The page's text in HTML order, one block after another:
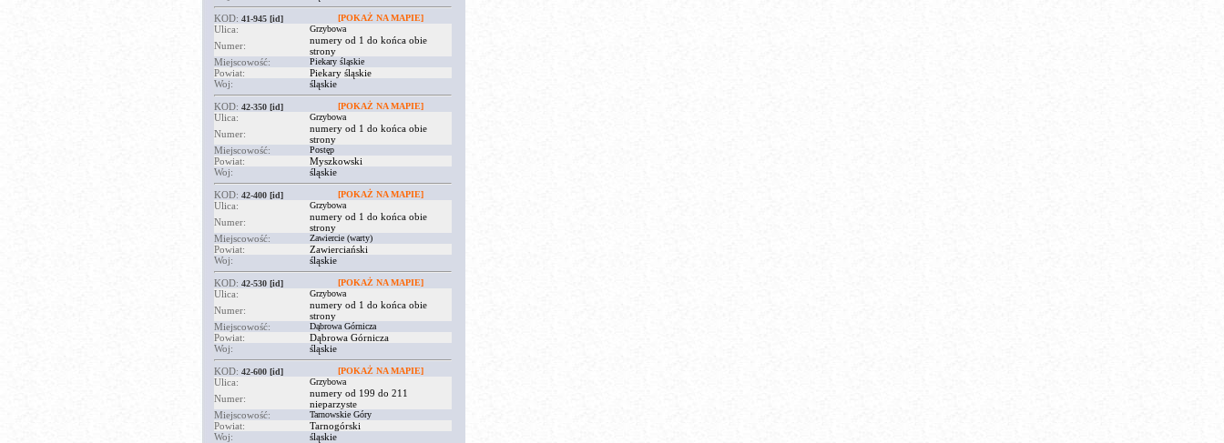
KOD: 41-945 [id] [POKAŻ NA MAPIE]
Ulica: Grzybowa
Numer:
numery od 1 do końca obie
strony
Miejscowość:
Piekary śląskie
Powiat:
Piekary śląskie
Woj:
śląskie
KOD: 42-350 [id] [POKAŻ NA MAPIE]
Ulica: Grzybowa
Numer:
numery od 1 do końca obie
strony
Miejscowość:
Postęp
Powiat:
Myszkowski
Woj:
śląskie
KOD: 42-400 [id] [POKAŻ NA MAPIE]
Ulica: Grzybowa
Numer:
numery od 1 do końca obie
strony
Miejscowość:
Zawiercie (warty)
Powiat:
Zawierciański
Woj:
śląskie
KOD: 42-530 [id] [POKAŻ NA MAPIE]
Ulica: Grzybowa
Numer:
numery od 1 do końca obie
strony
Miejscowość:
Dąbrowa Górnicza
Powiat:
Dąbrowa Górnicza
Woj:
śląskie
KOD: 42-600 [id] [POKAŻ NA MAPIE]
Ulica: Grzybowa
Numer:
numery od 199 do 211
nieparzyste
Miejscowość:
Tarnowskie Góry
Powiat:
Tarnogórski
Woj:
śląskie